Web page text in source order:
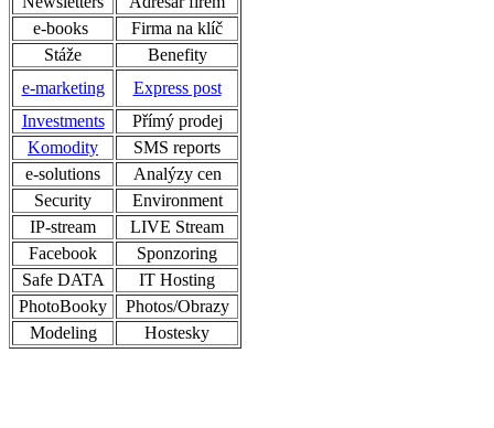
e-books
Firma na klíč
Stáže
Benefity
e-marketing
Express post
Investments
Přímý prodej
Komodity
SMS reports
e-solutions
Analýzy cen
Security
Environment
IP-stream
LIVE Stream
Facebook
Sponzoring
Safe DATA
IT Hosting
PhotoBooky
Photos/Obrazy
Modeling
Hostesky